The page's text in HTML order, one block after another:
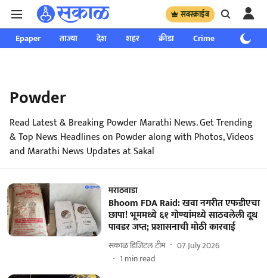
सबस्क्राईब
Epaper ताज्या देश शहर क्रीडा Crime साप्ताहिक
Powder
Read Latest & Breaking Powder Marathi News. Get Trending
& Top News Headlines on Powder along with Photos, Videos
and Marathi News Updates at Sakal
मराठवाडा
Bhoom FDA Raid: खवा नगरीत एफडीएचा
छापा! भूममध्ये ६१ गोण्यांमध्ये साठवलेली दूध
पावडर जप्त; प्रशासनाची मोठी कारवाई
सकाळ डिजिटल टीम
07 July 2026
1 min read